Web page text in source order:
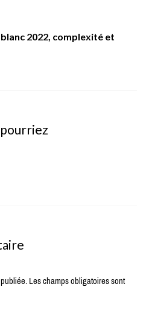
2022, complexité et
Les champs obligatoires sont